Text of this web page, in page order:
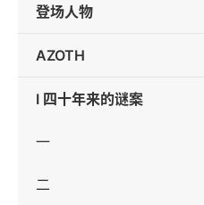
登场人物
AZOTH
Ⅰ 四十年来的谜案
一
二